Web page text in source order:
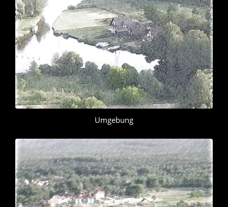
Umgebung